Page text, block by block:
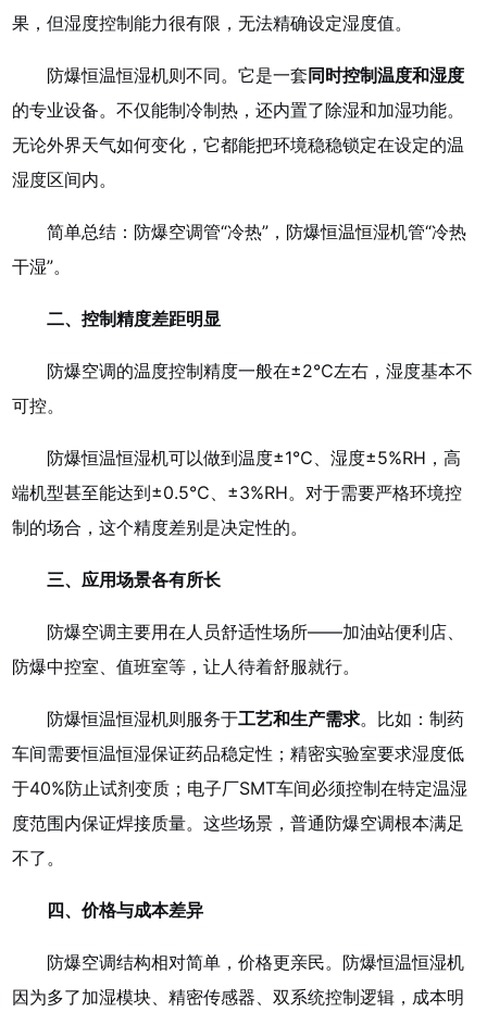
果，但湿度控制能力很有限，无法精确设定湿度值。
防爆恒温恒湿机则不同。它是一套 同时控制温度和湿度
的专业设备。不仅能制冷制热，还内置了除湿和加湿功能。
无论外界天气如何变化，它都能把环境稳稳锁定在设定的温
湿度区间内。
简单总结：防爆空调管“冷热”，防爆恒温恒湿机管“冷热
干湿”。
二、控制精度差距明显
防爆空调的温度控制精度一般在±2℃左右，湿度基本不
可控。
防爆恒温恒湿机可以做到温度±1℃、湿度±5%RH，高
端机型甚至能达到±0.5℃、±3%RH。对于需要严格环境控
制的场合，这个精度差别是决定性的。
三、应用场景各有所长
防爆空调主要用在人员舒适性场所——加油站便利店、
防爆中控室、值班室等，让人待着舒服就行。
防爆恒温恒湿机则服务于工艺和生产需求。比如：制药
车间需要恒温恒湿保证药品稳定性；精密实验室要求湿度低
于40%防止试剂变质；电子厂SMT车间必须控制在特定温湿
度范围内保证焊接质量。这些场景，普通防爆空调根本满足
不了。
四、价格与成本差异
防爆空调结构相对简单，价格更亲民。防爆恒温恒湿机
因为多了加湿模块、精密传感器、双系统控制逻辑，成本明